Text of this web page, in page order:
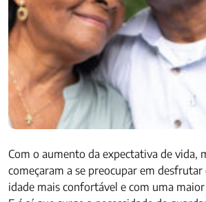
Com o aumento da expectativa de vida,
começaram a se preocupar em
idade mais confortável e com uma maior